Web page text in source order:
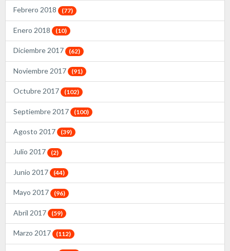
Febrero 2018 (77)
Enero 2018 (10)
Diciembre 2017 (62)
Noviembre 2017 (91)
Octubre 2017 (102)
Septiembre 2017 (100)
Agosto 2017 (39)
Julio 2017 (2)
Junio 2017 (44)
Mayo 2017 (96)
Abril 2017 (59)
Marzo 2017 (112)